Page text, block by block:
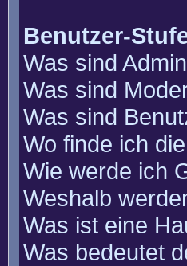
Benutzer-
Was sind
Was sind
Was sind
Wo finde ich
Wie werde ich
Weshalb
Was ist eine
Was bedeutet